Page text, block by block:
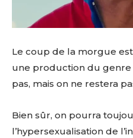
Le coup de la morgue
une production du genre
pas, mais on ne restera
Bien sûr, on pourra
l’hypersexualisation de